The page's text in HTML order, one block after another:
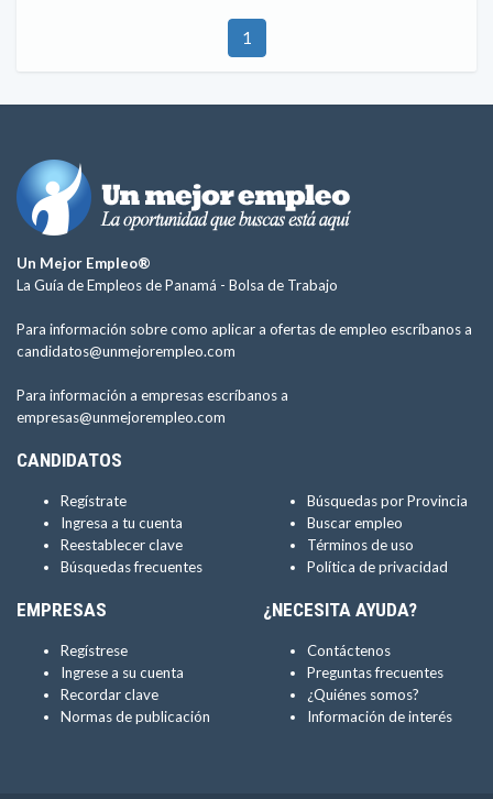
1
Un Mejor Empleo®
La Guía de Empleos de Panamá - Bolsa de Trabajo
Para información sobre como aplicar a ofertas de empleo escríbanos a
candidatos@unmejorempleo.com
Para información a empresas escríbanos a
empresas@unmejorempleo.com
CANDIDATOS
Regístrate
Ingresa a tu cuenta
Reestablecer clave
Búsquedas frecuentes
Búsquedas por Provincia
Buscar empleo
Términos de uso
Política de privacidad
EMPRESAS
Regístrese
Ingrese a su cuenta
Recordar clave
Normas de publicación
¿NECESITA AYUDA?
Contáctenos
Preguntas frecuentes
¿Quiénes somos?
Información de interés